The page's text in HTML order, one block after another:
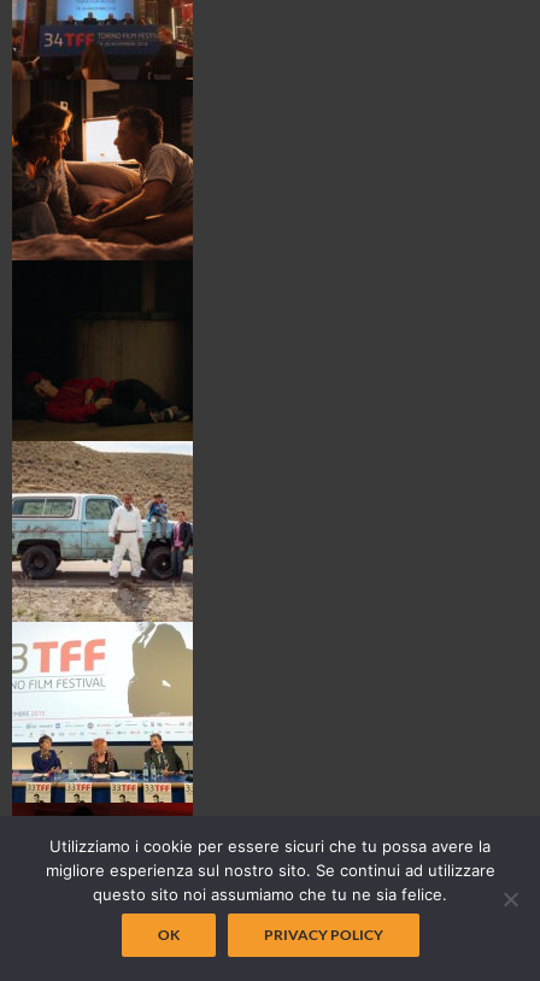
Utilizziamo i cookie per essere sicuri che tu possa avere la
migliore esperienza sul nostro sito. Se continui ad utilizzare
questo sito noi assumiamo che tu ne sia felice.
OK PRIVACY POLICY